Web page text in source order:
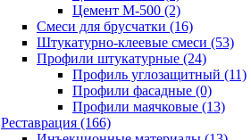
Цемент М-500 (2)
Смеси для брусчатки (16)
Штукатурно-клеевые смеси (53)
Профили штукатурные (24)
Профиль углозащитный (11)
Профили фасадные (0)
Профили маячковые (13)
Реставрация (166)